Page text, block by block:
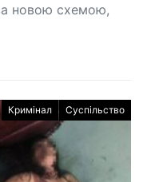
новою схемою,
Кримінал Суспільство